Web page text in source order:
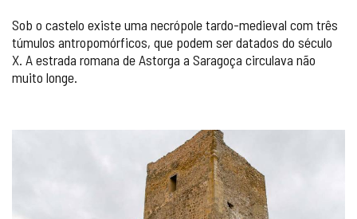
Sob o castelo existe uma necrópole tardo-medieval com três
túmulos antropomórficos, que podem ser datados do século
X. A estrada romana de Astorga a Saragoça circulava não
muito longe.